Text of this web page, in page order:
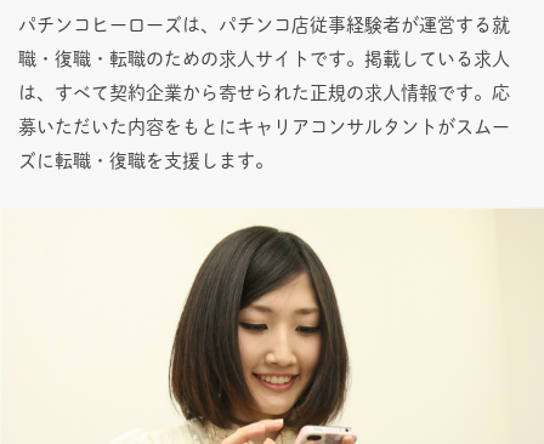
パチンコヒーローズは、パチンコ店従事経験者が運営する就
職・復職・転職のための求人サイトです。掲載している求人
は、すべて契約企業から寄せられた正規の求人情報です。応
募いただいた内容をもとにキャリアコンサルタントがスムー
ズに転職・復職を支援します。